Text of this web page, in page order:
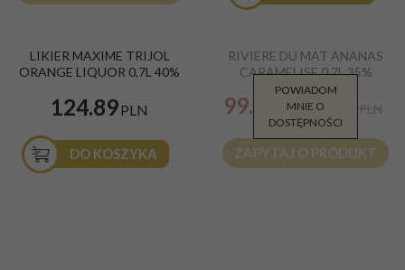
LIKIER MAXIME TRIJOL
ORANGE LIQUOR 0,7L 40%
124.89PLN
DO KOSZYKA
RIVIERE DU MAT ANANAS
CARAMELISE 0,7L 35%
102.00 PLN
99.99 PLN
ZAPYTAJ O PRODUKT
POWIADOM
MNIE O
DOSTĘPNOŚCI